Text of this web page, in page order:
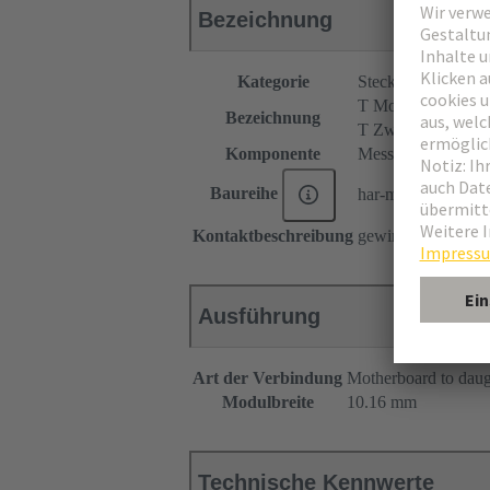
Bezeichnung
Kategorie
Steckverbinder
Bezeichnung
T Modul
T Zwischenstück
Komponente
Messerleiste
Baureihe har-modular®
Kontaktbeschreibung gewinkelt
Ausführung
Art der Verbindung Motherboard to
Modulbreite
10.16 mm
Technische Kennwerte